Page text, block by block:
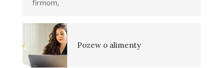
firmom,
Pozew o alimenty